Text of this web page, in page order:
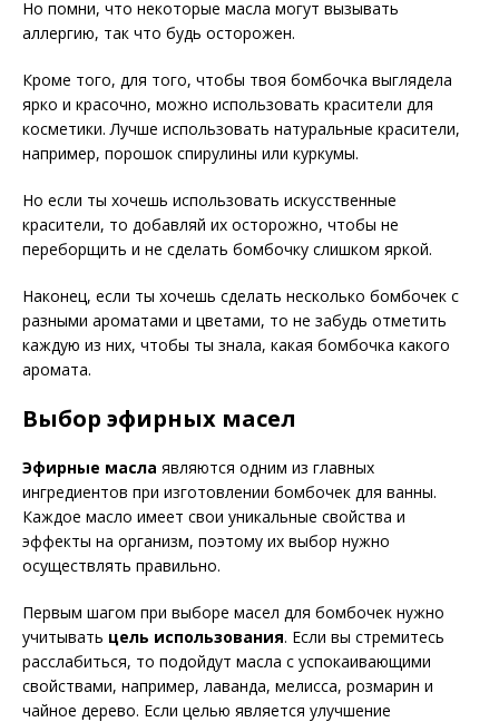
Но помни, что некоторые масла могут вызывать
аллергию, так что будь осторожен.
Кроме того, для того, чтобы твоя бомбочка выглядела
ярко и красочно, можно использовать красители для
косметики. Лучше использовать натуральные красители,
например, порошок спирулины или куркумы.
Но если ты хочешь использовать искусственные
красители, то добавляй их осторожно, чтобы не
переборщить и не сделать бомбочку слишком яркой.
Наконец, если ты хочешь сделать несколько бомбочек с
разными ароматами и цветами, то не забудь отметить
каждую из них, чтобы ты знала, какая бомбочка какого
аромата.
Выбор эфирных масел
Эфирные масла являются одним из главных
ингредиентов при изготовлении бомбочек для ванны.
Каждое масло имеет свои уникальные свойства и
эффекты на организм, поэтому их выбор нужно
осуществлять правильно.
Первым шагом при выборе масел для бомбочек нужно
учитывать цель использования. Если вы стремитесь
расслабиться, то подойдут масла с успокаивающими
свойствами, например, лаванда, мелисса, розмарин и
чайное дерево. Если целью является улучшение